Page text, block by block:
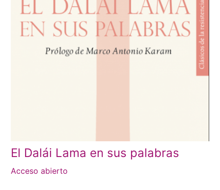
El Dalái Lama en sus palabras
Acceso abierto